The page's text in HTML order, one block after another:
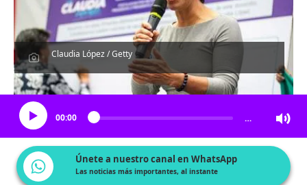
Claudia López / Getty
Escucha el artículo
00:00 …
Únete a nuestro canal en WhatsApp
Las noticias más importantes, al instante